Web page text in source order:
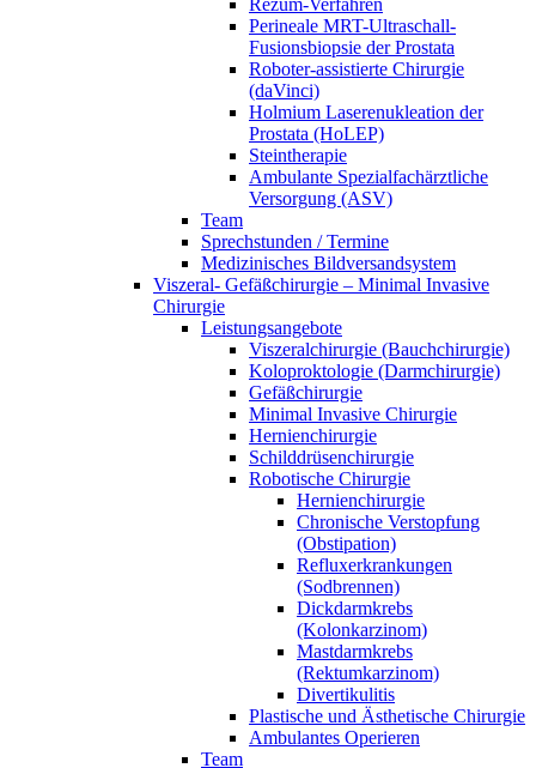
Perineale MRT-Ultraschall-
Fusionsbiopsie der Prostata
Roboter-assistierte Chirurgie
(daVinci)
Holmium Laserenukleation der
Prostata (HoLEP)
Steintherapie
Ambulante Spezialfachärztliche
Versorgung (ASV)
Team
Sprechstunden / Termine
Medizinisches Bildversandsystem
Viszeral- Gefäßchirurgie – Minimal Invasive
Chirurgie
Leistungsangebote
Viszeralchirurgie (Bauchchirurgie)
Koloproktologie (Darmchirurgie)
Gefäßchirurgie
Minimal Invasive Chirurgie
Hernienchirurgie
Schilddrüsenchirurgie
Robotische Chirurgie
Hernienchirurgie
Chronische Verstopfung
(Obstipation)
Refluxerkrankungen
(Sodbrennen)
Dickdarmkrebs
(Kolonkarzinom)
Mastdarmkrebs
(Rektumkarzinom)
Divertikulitis
Plastische und Ästhetische Chirurgie
Ambulantes Operieren
Team